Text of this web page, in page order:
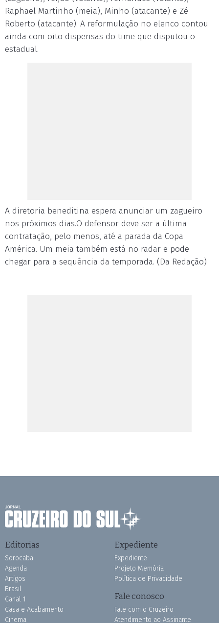
Raphael Martinho (meia), Minho (atacante) e Zé
Roberto (atacante). A reformulação no elenco contou
ainda com oito dispensas do time que disputou o
estadual.
A diretoria beneditina espera anunciar um zagueiro
nos próximos dias.O defensor deve ser a última
contratação, pelo menos, até a parada da Copa
América. Um meia também está no radar e pode
chegar para a sequência da temporada. (Da Redação)
Editorias
Sorocaba
Agenda
Artigos
Brasil
Canal 1
Casa e Acabamento
Cinema
Expediente
Expediente
Projeto Memória
Política de Privacidade
Fale conosco
Fale com o Cruzeiro
Atendimento ao Assinante